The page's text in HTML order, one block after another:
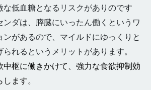
な低血糖となるリスクがありのです
ンダは、膵臓にいったん働くというワ
ンがあるので、マイルドにゆっくりと
られるというメリットがあります。
中枢に働きかけて、強力な食欲抑制効
ます。